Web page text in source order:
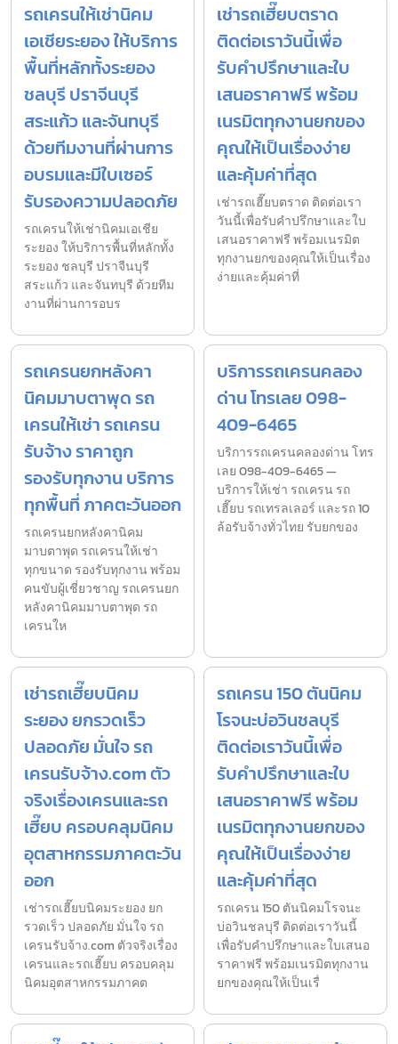
รถเครนให้เช่านิคม
เอเชียระยอง ให้บริการ
พื้นที่หลักทั้งระยอง
ชลบุรี ปราจีนบุรี
สระแก้ว และจันทบุรี
ด้วยทีมงานที่ผ่านการ
อบรมและมีใบเซอร์
รับรองความปลอดภัย
รถเครนให้เช่านิคมเอเชีย
ระยอง ให้บริการพื้นที่หลักทั้ง
ระยอง ชลบุรี ปราจีนบุรี
สระแก้ว และจันทบุรี ด้วยทีม
งานที่ผ่านการอบร
เช่ารถเฮี๊ยบตราด
ติดต่อเราวันนี้เพื่อ
รับคำปรึกษาและใบ
เสนอราคาฟรี พร้อม
เนรมิตทุกงานยกของ
คุณให้เป็นเรื่องง่าย
และคุ้มค่าที่สุด
เช่ารถเฮี๊ยบตราด ติดต่อเรา
วันนี้เพื่อรับคำปรึกษาและใบ
เสนอราคาฟรี พร้อมเนรมิต
ทุกงานยกของคุณให้เป็นเรื่อง
ง่ายและคุ้มค่าที่
รถเครนยกหลังคา
นิคมมาบตาพุด รถ
เครนให้เช่า รถเครน
รับจ้าง ราคาถูก
รองรับทุกงาน บริการ
ทุกพื้นที่ ภาคตะวันออก
รถเครนยกหลังคานิคม
มาบตาพุด รถเครนให้เช่า
ทุกขนาด รองรับทุกงาน พร้อม
คนขับผู้เชี่ยวชาญ รถเครนยก
หลังคานิคมมาบตาพุด รถ
เครนให
บริการรถเครนคลอง
ด่าน โทรเลย 098-
409-6465
บริการรถเครนคลองด่าน โทร
เลย 098-409-6465 —
บริการให้เช่า รถเครน รถ
เฮี๊ยบ รถเทรลเลอร์ และรถ 10
ล้อรับจ้างทั่วไทย รับยกของ
เช่ารถเฮี๊ยบนิคม
ระยอง ยกรวดเร็ว
ปลอดภัย มั่นใจ รถ
เครนรับจ้าง.com ตัว
จริงเรื่องเครนและรถ
เฮี๊ยบ ครอบคลุมนิคม
อุตสาหกรรมภาคตะวัน
ออก
เช่ารถเฮี๊ยบนิคมระยอง ยก
รวดเร็ว ปลอดภัย มั่นใจ รถ
เครนรับจ้าง.com ตัวจริงเรื่อง
เครนและรถเฮี๊ยบ ครอบคลุม
นิคมอุตสาหกรรมภาคต
รถเครน 150 ตันนิคม
โรจนะบ่อวินชลบุรี
ติดต่อเราวันนี้เพื่อ
รับคำปรึกษาและใบ
เสนอราคาฟรี พร้อม
เนรมิตทุกงานยกของ
คุณให้เป็นเรื่องง่าย
และคุ้มค่าที่สุด
รถเครน 150 ตันนิคมโรจนะ
บ่อวินชลบุรี ติดต่อเราวันนี้
เพื่อรับคำปรึกษาและใบเสนอ
ราคาฟรี พร้อมเนรมิตทุกงาน
ยกของคุณให้เป็นเรื่